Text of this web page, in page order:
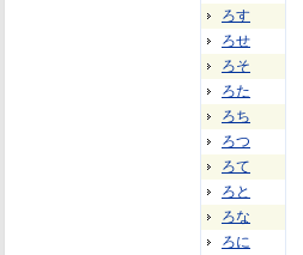
ろす
ろせ
ろそ
ろた
ろち
ろつ
ろて
ろと
ろな
ろに